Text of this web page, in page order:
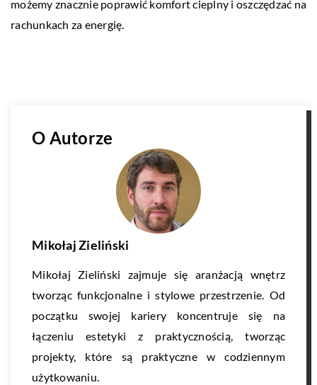
możemy znacznie poprawić komfort cieplny i oszczędzać na
rachunkach za energię.
O Autorze
Mikołaj Zieliński
Mikołaj Zieliński zajmuje się aranżacją wnętrz
tworząc funkcjonalne i stylowe przestrzenie. Od
początku swojej kariery koncentruje się na
łączeniu estetyki z praktycznością, tworząc
projekty, które są praktyczne w codziennym
użytkowaniu.